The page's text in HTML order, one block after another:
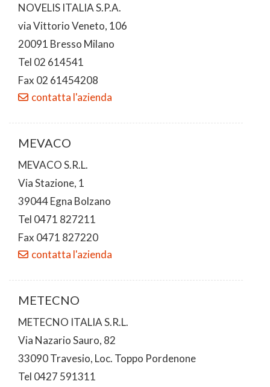
NOVELIS ITALIA S.P.A.
via Vittorio Veneto, 106
20091 Bresso Milano
Tel 02 614541
Fax 02 61454208
contatta l'azienda
MEVACO
MEVACO S.R.L.
Via Stazione, 1
39044 Egna Bolzano
Tel 0471 827211
Fax 0471 827220
contatta l'azienda
METECNO
METECNO ITALIA S.R.L.
Via Nazario Sauro, 82
33090 Travesio, Loc. Toppo Pordenone
Tel 0427 591311